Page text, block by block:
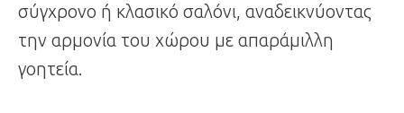
σύγχρονο ή κλασικό σαλόνι, αναδεικνύοντας
την αρμονία του χώρου με απαράμιλλη
γοητεία.